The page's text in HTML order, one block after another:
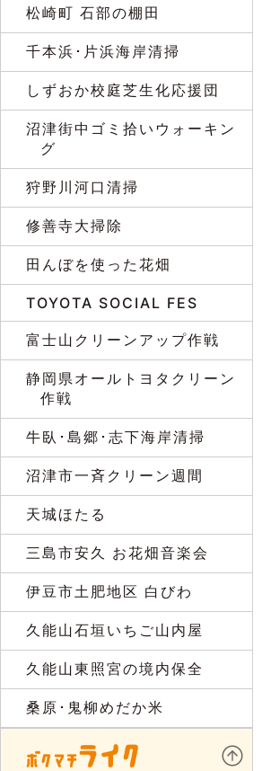
松崎町 石部の棚田
千本浜･片浜海岸清掃
しずおか校庭芝生化応援団
沼津街中ゴミ拾いウォーキン
グ
狩野川河口清掃
修善寺大掃除
田んぼを使った花畑
TOYOTA SOCIAL FES
富士山クリーンアップ作戦
静岡県オールトヨタクリーン
作戦
牛臥･島郷･志下海岸清掃
沼津市一斉クリーン週間
天城ほたる
三島市安久 お花畑音楽会
伊豆市土肥地区 白びわ
久能山石垣いちご山内屋
久能山東照宮の境内保全
桑原･鬼柳めだか米